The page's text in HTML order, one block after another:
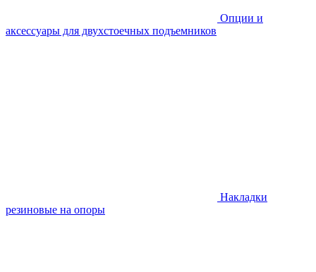
Опции и
аксессуары для двухстоечных подъемников
Накладки
резиновые на опоры